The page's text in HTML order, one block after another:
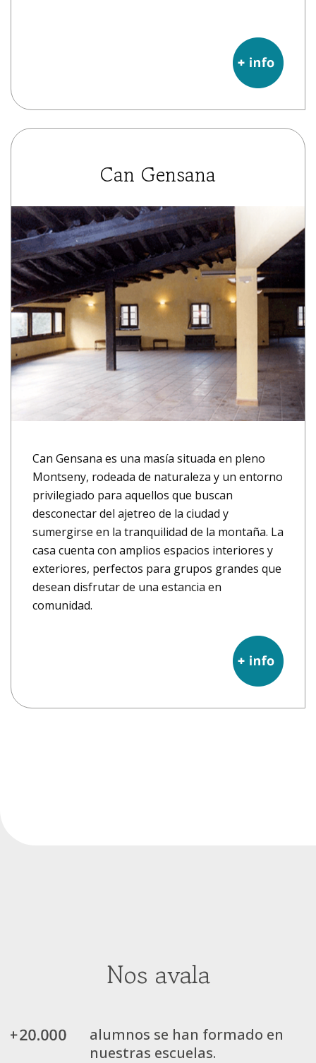
Can Gensana
Can Gensana es una masía situada en pleno
Montseny, rodeada de naturaleza y un entorno
privilegiado para aquellos que buscan
desconectar del ajetreo de la ciudad y
sumergirse en la tranquilidad de la montaña. La
casa cuenta con amplios espacios interiores y
exteriores, perfectos para grupos grandes que
desean disfrutar de una estancia en
comunidad.
Nos avala
alumnos se han formado en
nuestras escuelas.